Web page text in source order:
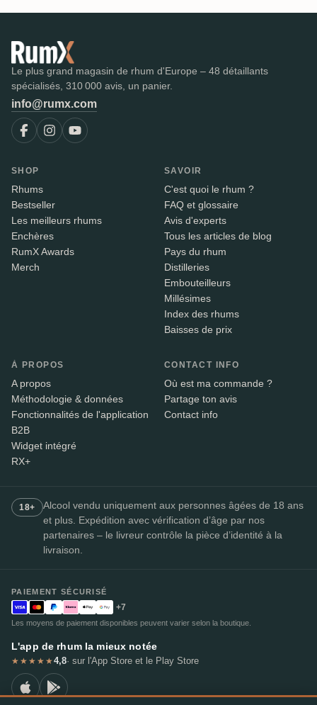
Le plus grand magasin de rhum d'Europe – 48 détaillants
spécialisés, 310 000 avis, un panier.
info@rumx.com
SHOP
Rhums
Bestseller
Les meilleurs rhums
Enchères
RumX Awards
Merch
SAVOIR
C'est quoi le rhum ?
FAQ et glossaire
Avis d'experts
Tous les articles de blog
Pays du rhum
Distilleries
Embouteilleurs
Millésimes
Index des rhums
Baisses de prix
À PROPOS
A propos
Méthodologie & données
Fonctionnalités de l'application
B2B
Widget intégré
RX+
CONTACT INFO
Où est ma commande ?
Partage ton avis
Contact info
18+
Alcool vendu uniquement aux personnes âgées de 18 ans
et plus. Expédition avec vérification d’âge par nos
partenaires – le livreur contrôle la pièce d’identité à la
livraison.
PAIEMENT SÉCURISÉ
+7
Les moyens de paiement disponibles peuvent varier selon la boutique.
L'app de rhum la mieux notée
★★★★★4,8· sur l'App Store et le Play Store